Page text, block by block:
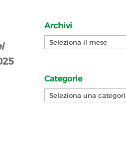
Archivi
Archivi
Categorie
Categorie